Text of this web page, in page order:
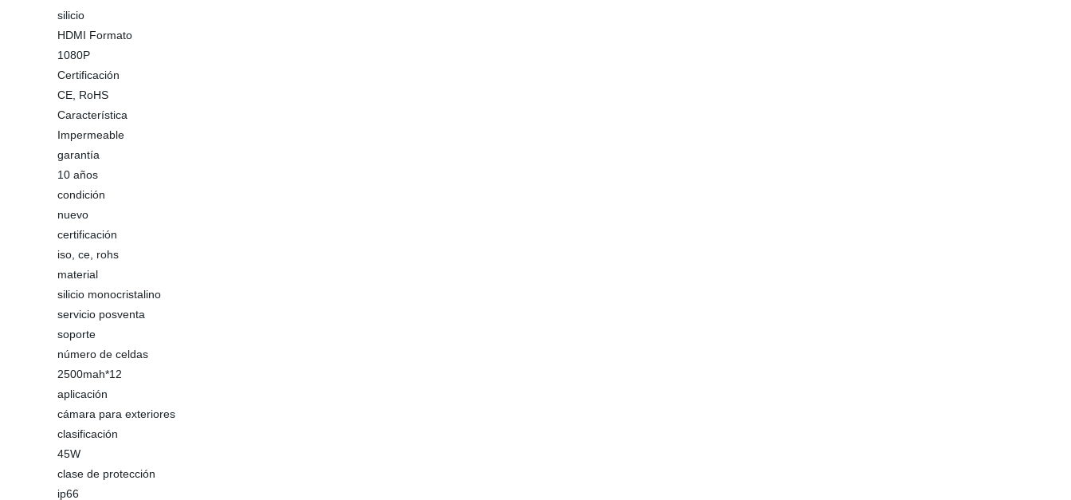
silicio
HDMI Formato
1080P
Certificación
CE, RoHS
Característica
Impermeable
garantía
10 años
condición
nuevo
certificación
iso, ce, rohs
material
silicio monocristalino
servicio posventa
soporte
número de celdas
2500mah*12
aplicación
cámara para exteriores
clasificación
45W
clase de protección
ip66